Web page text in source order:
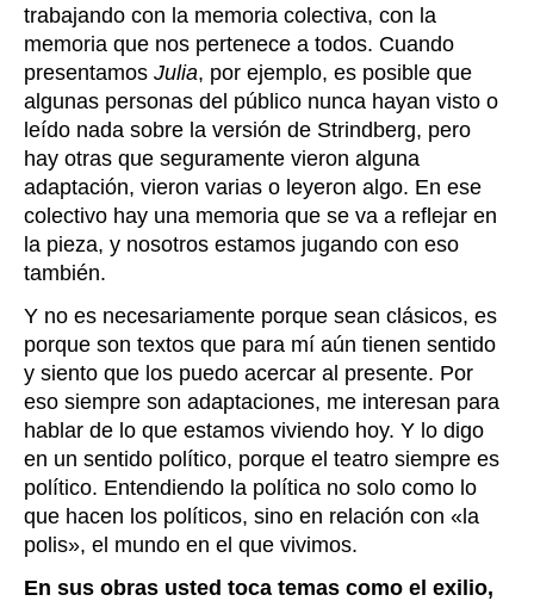
trabajando con la memoria colectiva, con la
memoria que nos pertenece a todos. Cuando
presentamos Julia, por ejemplo, es posible que
algunas personas del público nunca hayan visto o
leído nada sobre la versión de Strindberg, pero
hay otras que seguramente vieron alguna
adaptación, vieron varias o leyeron algo. En ese
colectivo hay una memoria que se va a reflejar en
la pieza, y nosotros estamos jugando con eso
también.
Y no es necesariamente porque sean clásicos, es
porque son textos que para mí aún tienen sentido
y siento que los puedo acercar al presente. Por
eso siempre son adaptaciones, me interesan para
hablar de lo que estamos viviendo hoy. Y lo digo
en un sentido político, porque el teatro siempre es
político. Entendiendo la política no solo como lo
que hacen los políticos, sino en relación con «la
polis», el mundo en el que vivimos.
En sus obras usted toca temas como el exilio,